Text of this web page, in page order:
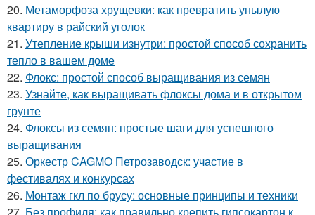
20. Метаморфоза хрущевки: как превратить унылую
квартиру в райский уголок
21. Утепление крыши изнутри: простой способ сохранить
тепло в вашем доме
22. Флокс: простой способ выращивания из семян
23. Узнайте, как выращивать флоксы дома и в открытом
грунте
24. Флоксы из семян: простые шаги для успешного
выращивания
25. Оркестр CAGMO Петрозаводск: участие в
фестивалях и конкурсах
26. Монтаж гкл по брусу: основные принципы и техники